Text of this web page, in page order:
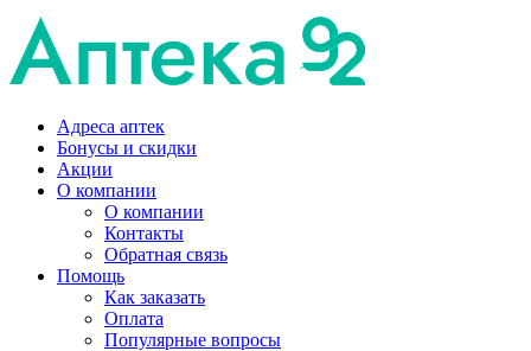
Адреса аптек
Бонусы и скидки
Акции
О компании
О компании
Контакты
Обратная связь
Помощь
Как заказать
Оплата
Популярные вопросы